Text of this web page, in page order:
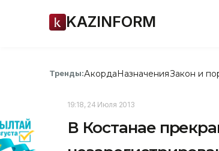
KAZINFORM
Тренды:АкордаНазначенияЗакон и
19:18, 24 Июля 2013
В Костанае